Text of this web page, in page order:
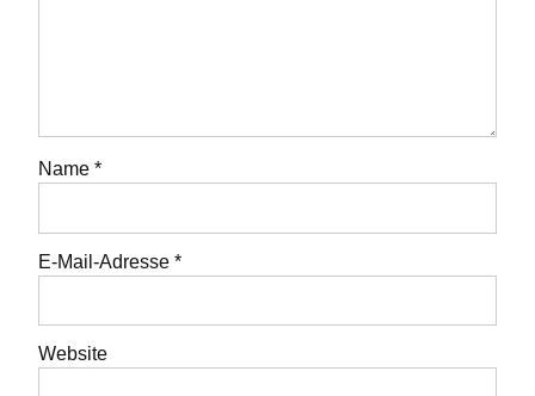
Name *
E-Mail-Adresse *
Website